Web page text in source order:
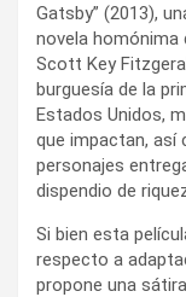
Gatsby” (2013),
novela homónima
Scott Key
burguesía de la
Estados Unidos,
que impactan, así
personajes
dispendio de
Si bien esta
respecto a
propone una